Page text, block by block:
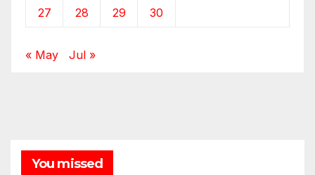
27 28 29 30
« May Jul »
You missed